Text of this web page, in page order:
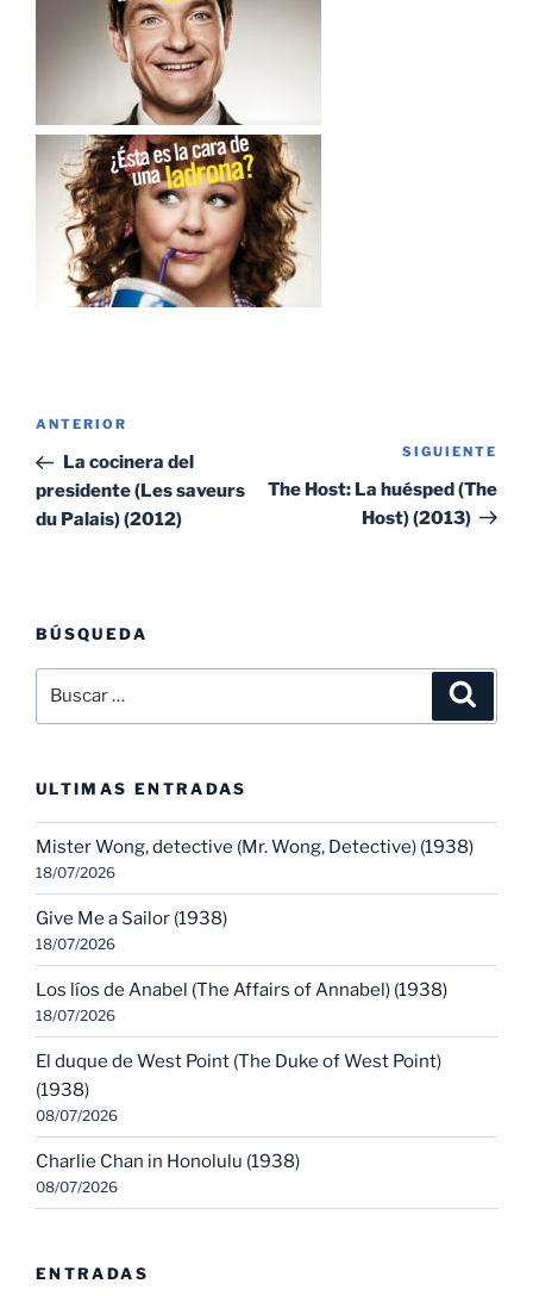
Navegación
entradas
Entrada
anterior:
ANTERIOR
La cocinera del
presidente (Les saveurs
du Palais) (2012)
SIGUIENTE
The Host: La huésped (The
Host) (2013)
BÚSQUEDA
por:
ULTIMAS ENTRADAS
Mister Wong, detective (Mr. Wong, Detective) (1938)
18/07/2026
Give Me a Sailor (1938)
18/07/2026
Los líos de Anabel (The Affairs of Annabel) (1938)
18/07/2026
El duque de West Point (The Duke of West Point)
(1938)
08/07/2026
Charlie Chan in Honolulu (1938)
08/07/2026
ENTRADAS